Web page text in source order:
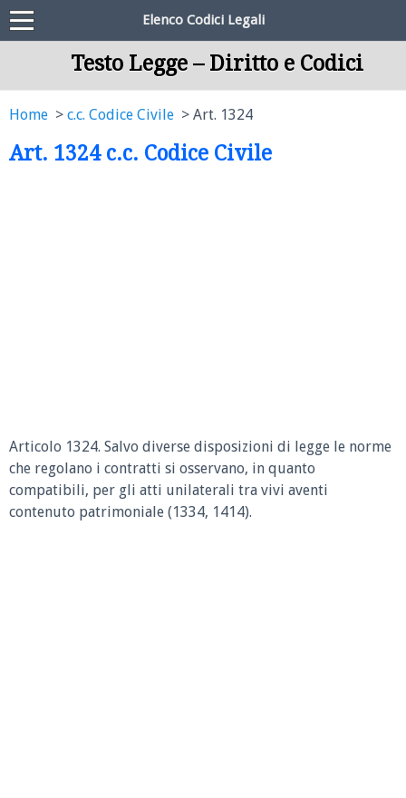
Elenco Codici Legali
Testo Legge – Diritto e Codici
Home c.c. Codice Civile Art. 1324
Art. 1324 c.c. Codice Civile
Articolo 1324. Salvo diverse disposizioni di legge le norme
che regolano i contratti si osservano, in quanto
compatibili, per gli atti unilaterali tra vivi aventi
contenuto patrimoniale (1334, 1414).